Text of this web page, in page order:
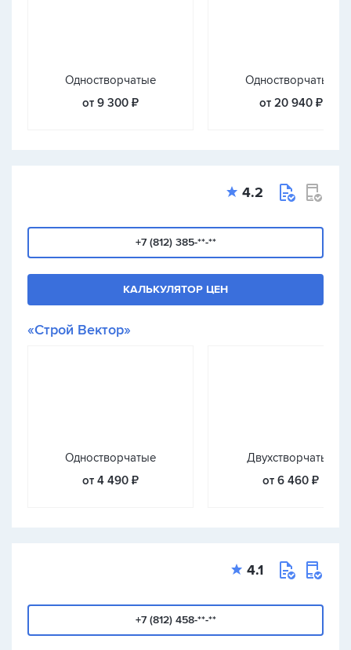
Одностворчатые
от 9 300 ₽
Одностворчатые
от 20 940 ₽
4.2
+7 (812) 385-**-**
КАЛЬКУЛЯТОР ЦЕН
«Строй Вектор»
Одностворчатые
от 4 490 ₽
Двухстворчатые
от 6 460 ₽
4.1
+7 (812) 458-**-**